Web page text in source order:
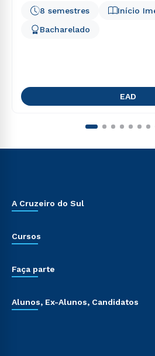
Início
8 semestres
Bacharelado
EAD
A Cruzeiro do Sul
Cursos
Faça parte
Alunos, Ex-Alunos, Candidatos